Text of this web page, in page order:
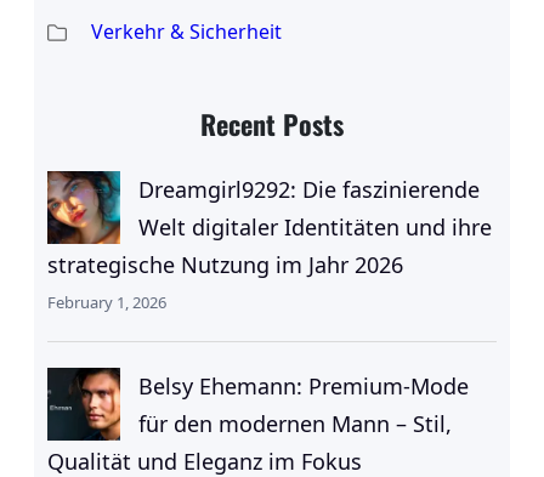
Verkehr & Sicherheit
Recent Posts
Dreamgirl9292: Die faszinierende
Welt digitaler Identitäten und ihre
strategische Nutzung im Jahr 2026
February 1, 2026
Belsy Ehemann: Premium-Mode
für den modernen Mann – Stil,
Qualität und Eleganz im Fokus